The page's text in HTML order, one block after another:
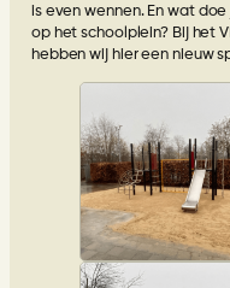
is even wennen. En wat
op het schoolplein? Bij het
hebben wij hier een nieuw